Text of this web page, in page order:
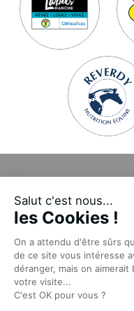
Salut c'est nous...
les Cookies !
On a attendu d'être sûrs
de ce site vous intéresse
déranger, mais on
votre visite...
C'est OK pour vous ?
Appels